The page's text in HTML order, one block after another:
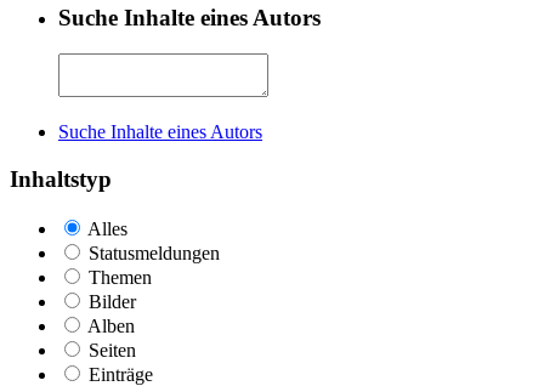
Suche Inhalte eines Autors
Suche Inhalte eines Autors
Inhaltstyp
Alles
Statusmeldungen
Themen
Bilder
Alben
Seiten
Einträge